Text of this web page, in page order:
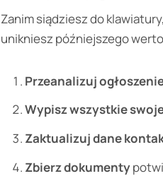
Zanim siądziesz do
unikniesz późniejszego
Przeanalizuj
Wypisz wszystkie
Zaktualizuj dane
Zbierz dokumenty